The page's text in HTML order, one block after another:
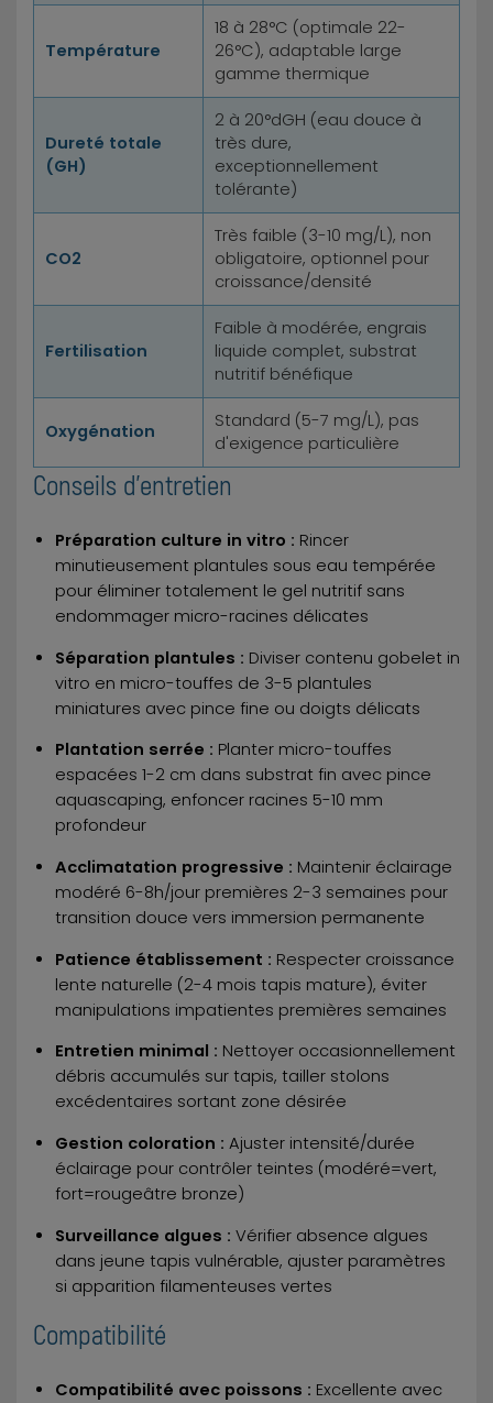
Température
18 à 28°C (optimale 22-
26°C), adaptable large
gamme thermique
Dureté totale
(GH)
2 à 20°dGH (eau douce à
très dure,
exceptionnellement
tolérante)
CO2
Très faible (3-10 mg/L), non
obligatoire, optionnel pour
croissance/densité
Fertilisation
Faible à modérée, engrais
liquide complet, substrat
nutritif bénéfique
Oxygénation
Standard (5-7 mg/L), pas
d'exigence particulière
Conseils d'entretien
Préparation culture in vitro : Rincer
minutieusement plantules sous eau tempérée
pour éliminer totalement le gel nutritif sans
endommager micro-racines délicates
Séparation plantules : Diviser contenu gobelet in
vitro en micro-touffes de 3-5 plantules
miniatures avec pince fine ou doigts délicats
Plantation serrée : Planter micro-touffes
espacées 1-2 cm dans substrat fin avec pince
aquascaping, enfoncer racines 5-10 mm
profondeur
Acclimatation progressive : Maintenir éclairage
modéré 6-8h/jour premières 2-3 semaines pour
transition douce vers immersion permanente
Patience établissement : Respecter croissance
lente naturelle (2-4 mois tapis mature), éviter
manipulations impatientes premières semaines
Entretien minimal : Nettoyer occasionnellement
débris accumulés sur tapis, tailler stolons
excédentaires sortant zone désirée
Gestion coloration : Ajuster intensité/durée
éclairage pour contrôler teintes (modéré=vert,
fort=rougeâtre bronze)
Surveillance algues : Vérifier absence algues
dans jeune tapis vulnérable, ajuster paramètres
si apparition filamenteuses vertes
Compatibilité
Compatibilité avec poissons : Excellente avec